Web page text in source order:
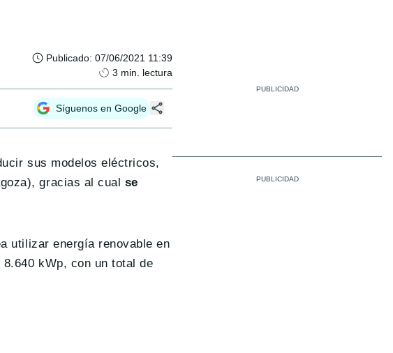
Publicado: 07/06/2021 11:39
3 min. lectura
Síguenos en Google
sus modelos eléctricos,
gracias al cual se
utilizar energía renovable en
kWp, con un total de